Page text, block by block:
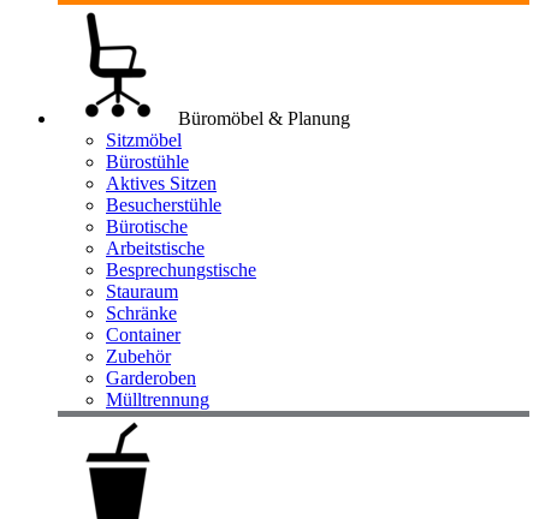
Büromöbel & Planung
Sitzmöbel
Bürostühle
Aktives Sitzen
Besucherstühle
Bürotische
Arbeitstische
Besprechungstische
Stauraum
Schränke
Container
Zubehör
Garderoben
Mülltrennung